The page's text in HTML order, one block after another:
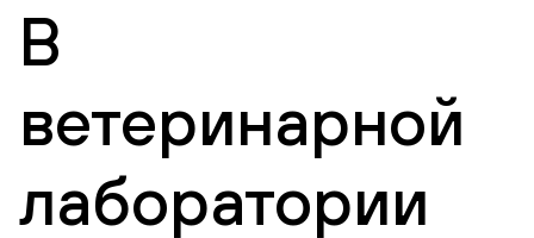
В
ветеринарной
лаборатории